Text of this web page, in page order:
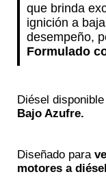
que brinda
ignición a
desempeño,
Formulado
Diésel
Bajo Azufre.
Diseñado para
motores a